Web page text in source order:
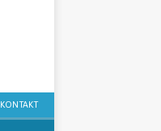
KONTAKT